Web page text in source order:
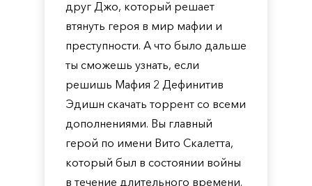
друг Джо, который решает
втянуть героя в мир мафии и
преступности. А что было дальше
ты сможешь узнать, если
решишь Мафия 2 Дефинитив
Эдишн скачать торрент со всеми
дополнениями. Вы главный
герой по имени Вито Скалетта,
который был в состоянии войны
в течение длительного времени.